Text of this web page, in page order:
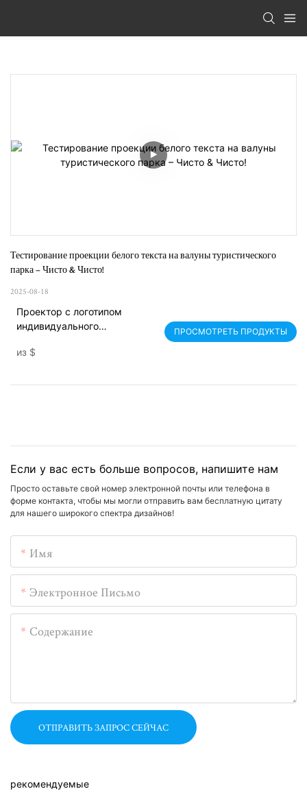
Тестирование проекции белого текста на валуны туристического
парка – Чисто & Чисто!
2025-08-18
Проектор с логотипом
индивидуального
120 Вт для рекламы
из $
ПРОСМОТРЕТЬ ПРОДУКТЫ
Если у вас есть больше вопросов, напишите нам
Просто оставьте свой номер электронной почты или телефона в
форме контакта, чтобы мы могли отправить вам бесплатную цитату
для нашего широкого спектра дизайнов!
Имя
Электронное Письмо
Содержание
ОТПРАВИТЬ ЗАПРОС СЕЙЧАС
рекомендуемые